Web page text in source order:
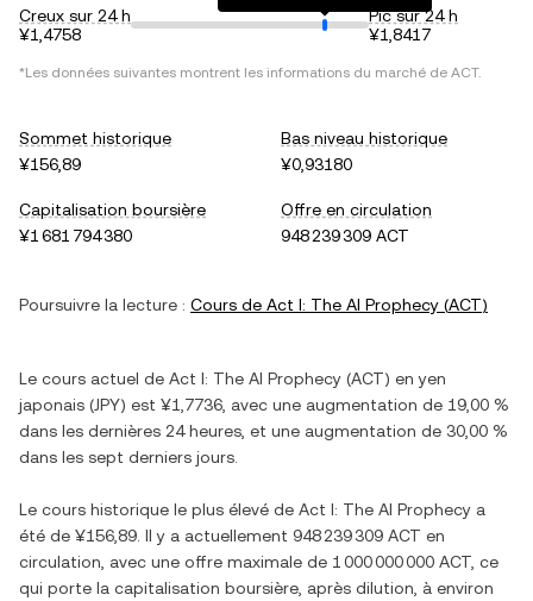
Creux sur 24 h
¥1,4758
Pic sur 24 h
¥1,8417
*Les données suivantes montrent les informations du marché de ACT.
Sommet historique
¥156,89
Bas niveau historique
¥0,93180
Capitalisation boursière
¥1 681 794 380
Offre en circulation
948 239 309 ACT
Poursuivre la lecture : Cours de Act I: The AI Prophecy (ACT)
Le cours actuel de Act I: The AI Prophecy (ACT) enyen
japonais (JPY) est ¥1,7736 , avec une augmentation de 19,00 %
dans les dernières 24 heures, et une augmentation de 30,00 %
dans les sept derniers jours.
Le cours historique le plus élevé de Act I: The AI Prophecy a
été de ¥156,89 . Il y a actuellement 948 239 309 ACT en
circulation, avec une offre maximale de 1 000 000 000 ACT , ce
qui porte la capitalisation boursière, après dilution, à environ